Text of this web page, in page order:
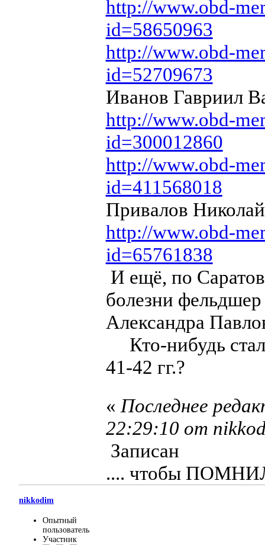
http://www.obd-
id=58650963
http://www.obd-
id=52709673
Иванов Гавриил
http://www.obd-
id=300012860
http://www.obd-
id=411568018
Привалов
http://www.obd-
id=65761838
И ещё, по
болезни
Александра
Кто-нибудь
41-42 гг.?
« Последнее
22:29:10 от
Записан
.... чтобы
nikkodim
Опытный
пользователь
Участник